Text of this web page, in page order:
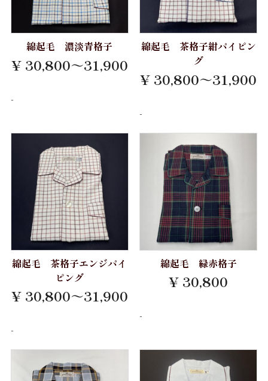
会社案内
お問い合わせ
綿起毛 濃淡青格子
¥ 30,800～31,900
-
綿起毛 茶格子紺パイピン
グ
¥ 30,800～31,900
-
綿起毛 茶格子エンジパイ
ピング
¥ 30,800～31,900
-
綿起毛 緑赤格子
¥ 30,800
-